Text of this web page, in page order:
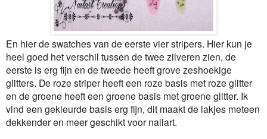
En hier de swatches van de eerste vier stripers. Hier kun je
heel goed het verschil tussen de twee zilveren zien, de
eerste is erg fijn en de tweede heeft grove zeshoekige
glitters. De roze striper heeft een roze basis met roze glitter
en de groene heeft een groene basis met groene glitter. Ik
vind een gekleurde basis erg fijn, dit maakt de lakjes meteen
dekkender en meer geschikt voor nailart.